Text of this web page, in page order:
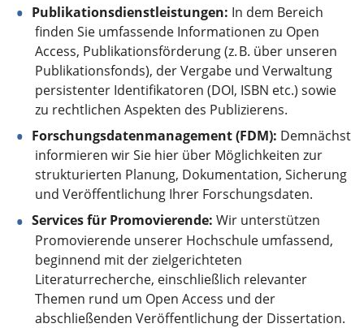
Publikationsdienstleistungen: In dem Bereich
finden Sie umfassende Informationen zu Open
Access, Publikationsförderung (z. B. über unseren
Publikationsfonds), der Vergabe und Verwaltung
persistenter Identifikatoren (DOI, ISBN etc.) sowie
zu rechtlichen Aspekten des Publizierens.
Forschungsdatenmanagement (FDM): Demnächst
informieren wir Sie hier über Möglichkeiten zur
strukturierten Planung, Dokumentation, Sicherung
und Veröffentlichung Ihrer Forschungsdaten.
Services für Promovierende: Wir unterstützen
Promovierende unserer Hochschule umfassend,
beginnend mit der zielgerichteten
Literaturrecherche, einschließlich relevanter
Themen rund um Open Access und der
abschließenden Veröffentlichung der Dissertation.